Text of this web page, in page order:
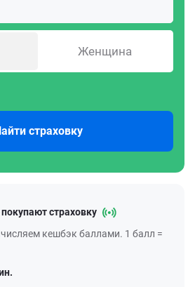
Женщина
страховку
страховку
кешбэк баллами. 1 балл =